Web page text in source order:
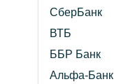
СберБанк
ВТБ
ББР Банк
Альфа-Банк